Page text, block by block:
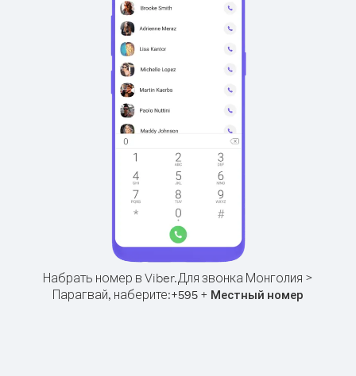
Набрать номер в Viber.Для звонка Монголия >
Парагвай, наберите:+595 + Местный номер